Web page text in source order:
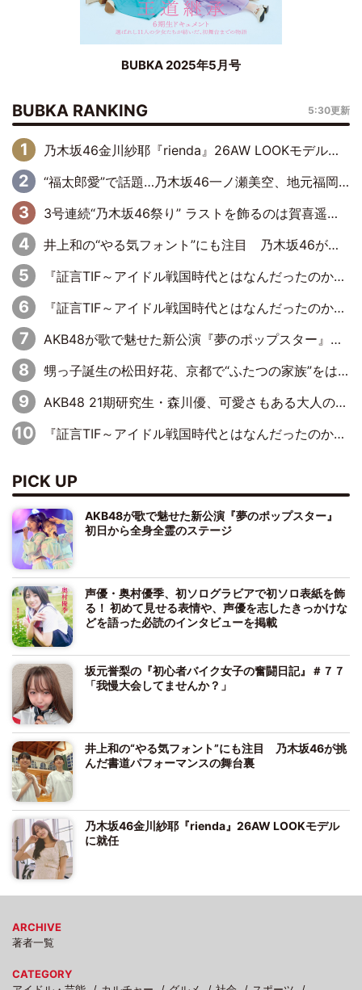
BUBKA 2025年5月号
BUBKA RANKING 5:30更新
乃木坂46金川紗耶『rienda』26AW LOOKモデルに就任
“福太郎愛”で話題…乃木坂46一ノ瀬美空、地元福岡『めんべい25周年トップサポーター』に就任
3号連続“乃木坂46祭り” ラストを飾るのは賀喜遥香…5年ぶりの登場に「5年分大人になった私を見ていただけたら」
井上和の“やる気フォント”にも注目 乃木坂46が挑んだ書道パフォーマンスの舞台裏
『証言TIF～アイドル戦国時代とはなんだったのか～』第6回：でんぱ組.inc・古川未鈴×相沢梨紗「『ハロプロやりたかったな』って言ったら、夢眠ねむさんに『てめえはでんぱ組．incなんだよ！』って肩パンされて(笑)」
『証言TIF～アイドル戦国時代とはなんだったのか～』第11回：私立恵比寿中学・真山りか×安本彩花「TIFで10年ぶりのキョンシーメイクをしたら、場を完全に引かせてしまって。時代が変わったんだなって」
AKB48が歌で魅せた新公演『夢のポップスター』 初日から全身全霊のステージ
甥っ子誕生の松田好花、京都で“ふたつの家族”をはしご！ “母”黒谷友香に見送られ、“父”松岡昌宏とはハシゴ酒
AKB48 21期研究生・森川優、可愛さもある大人の女性に
『証言TIF～アイドル戦国時代とはなんだったのか～』第10回：さくら学院・武藤彩未×飯田らうら「正直、中3で辞めるというのを信じてなくて。そう言われてはいたけど、嘘でしょって」
PICK UP
AKB48が歌で魅せた新公演『夢のポップスター』
初日から全身全霊のステージ
声優・奥村優季、初ソログラビアで初ソロ表紙を飾
る！ 初めて見せる表情や、声優を志したきっかけな
どを語った必読のインタビューを掲載
坂元誉梨の『初心者バイク女子の奮闘日記』＃７７
「我慢大会してませんか？」
井上和の“やる気フォント”にも注目 乃木坂46が挑
んだ書道パフォーマンスの舞台裏
乃木坂46金川紗耶『rienda』26AW LOOKモデル
に就任
ARCHIVE
著者一覧
CATEGORY